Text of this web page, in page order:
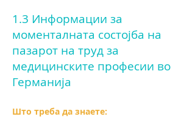
1.3 Информации за
моменталната состојба на
пазарот на труд за
медицинските професии во
Германија
Што треба да знаете: